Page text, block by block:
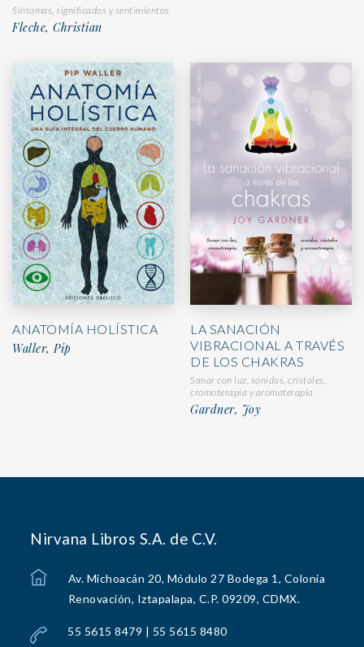
Síntomas, significados y sentimientos
Fleche, Christian
ANATOMÍA HOLÍSTICA
Waller, Pip
LA SANACIÓN
VIBRACIONAL A TRAVÉS
DE LOS CHAKRAS
Sanar con luz, sonidos, cristales,
cromoterapia y aromaterapia
Gardner, Joy
Nirvana Libros S.A. de C.V.
Av. Michoacán 20, Módulo 27 Bodega 1, Colonia
Renovación, Iztapalapa, C.P. 09209, CDMX.
55 5615 8479 | 55 5615 8480